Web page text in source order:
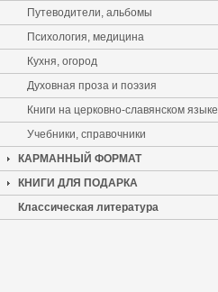
Путеводители, альбомы
Психология, медицина
Кухня, огород
Духовная проза и поэзия
Книги на церковно-славянском языке
Учебники, справочники
КАРМАННЫЙ ФОРМАТ
КНИГИ ДЛЯ ПОДАРКА
Классическая литература